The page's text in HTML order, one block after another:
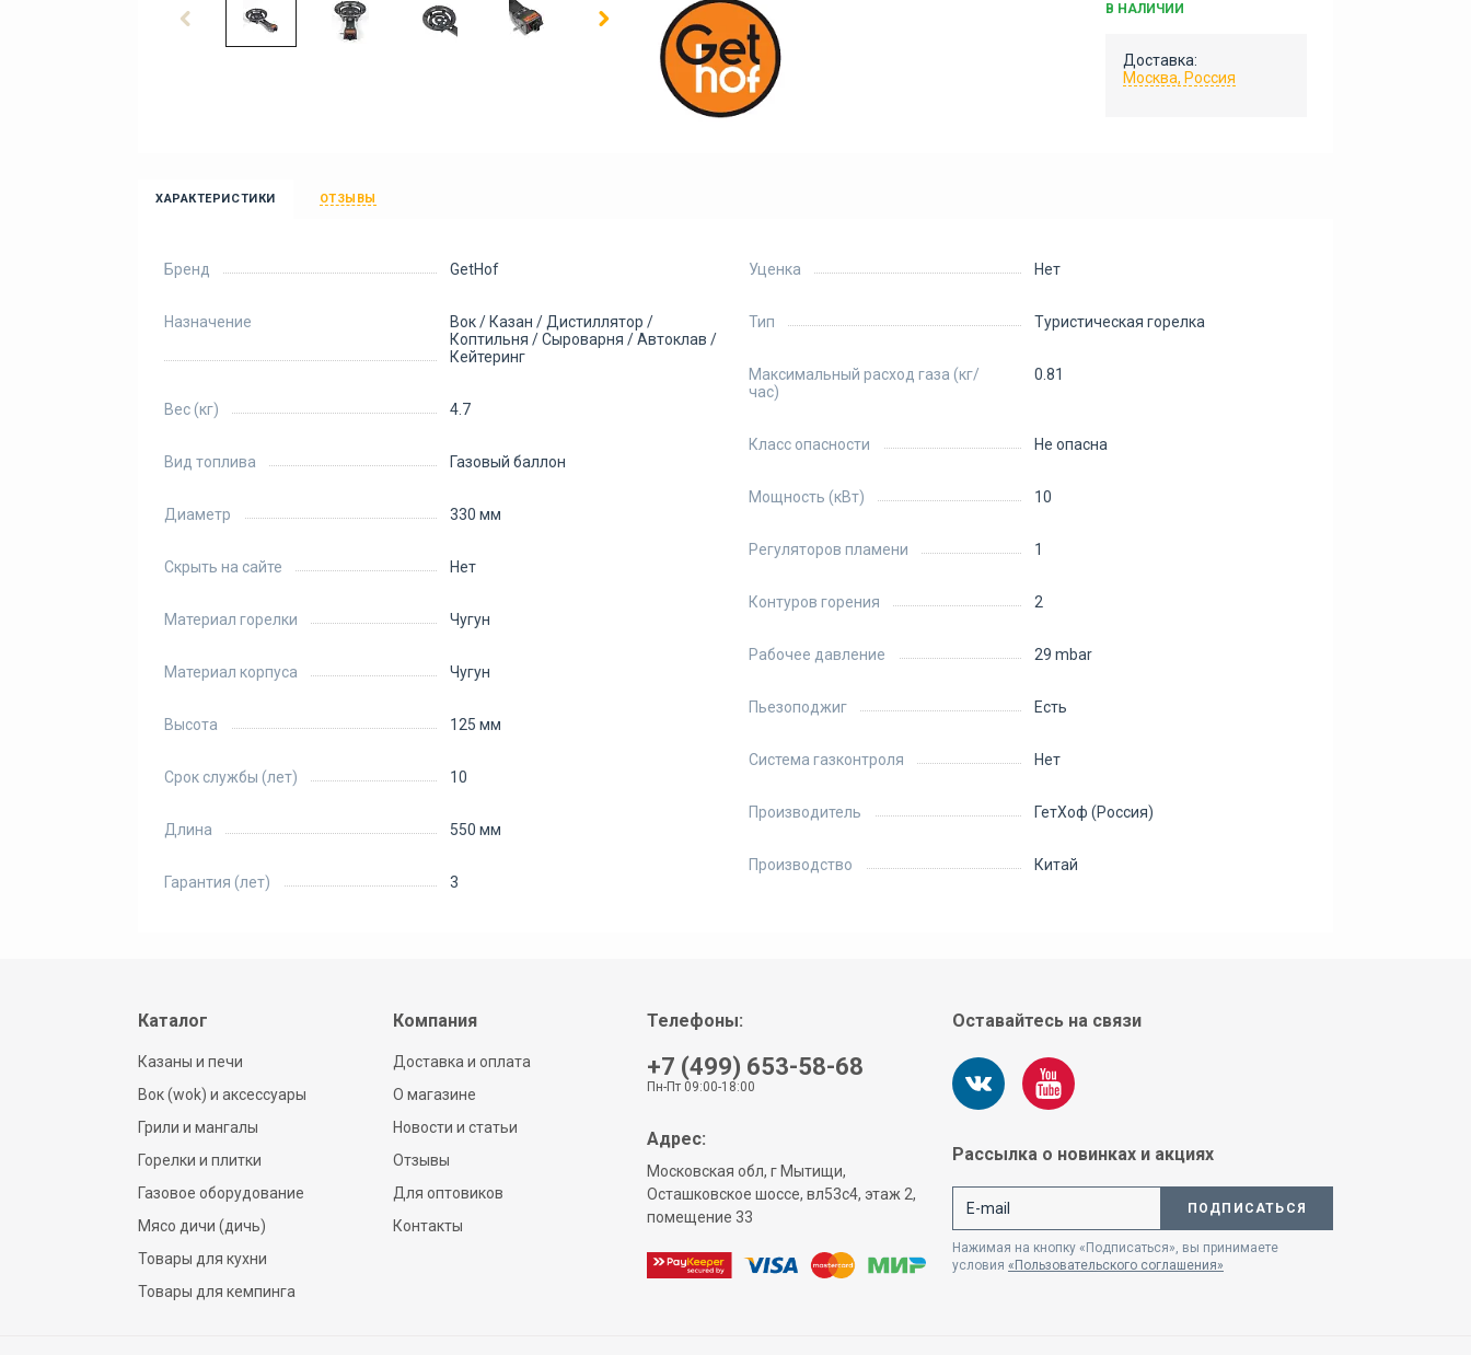
В НАЛИЧИИ
Доставка:
Москва, Россия
ХАРАКТЕРИСТИКИ ОТЗЫВЫ
Бренд GetHof
Назначение
Вок / Казан / Дистиллятор /
Коптильня / Сыроварня / Автоклав /
Кейтеринг
Вес (кг) 4.7
Вид топлива Газовый баллон
Диаметр 330 мм
Скрыть на сайте Нет
Материал горелки Чугун
Материал корпуса Чугун
Высота 125 мм
Срок службы (лет) 10
Длина 550 мм
Гарантия (лет) 3
Уценка Нет
Тип Туристическая горелка
Максимальный расход газа (кг/
час)
0.81
Класс опасности Не опасна
Мощность (кВт) 10
Регуляторов пламени 1
Контуров горения 2
Рабочее давление 29 mbar
Пьезоподжиг Есть
Система газконтроля Нет
Производитель ГетХоф (Россия)
Производство Китай
Каталог
Казаны и печи
Вок (wok) и аксессуары
Грили и мангалы
Горелки и плитки
Газовое оборудование
Мясо дичи (дичь)
Товары для кухни
Товары для кемпинга
Компания
Доставка и оплата
О магазине
Новости и статьи
Отзывы
Для оптовиков
Контакты
Телефоны:
+7 (499) 653-58-68
Пн-Пт 09:00-18:00
Адрес:
Московская обл, г Мытищи,
Осташковское шоссе, вл53с4, этаж 2,
помещение 33
Оставайтесь на связи
Рассылка о новинках и акциях
ПОДПИСАТЬСЯ
Нажимая на кнопку «Подписаться», вы принимаете
условия «Пользовательского соглашения»